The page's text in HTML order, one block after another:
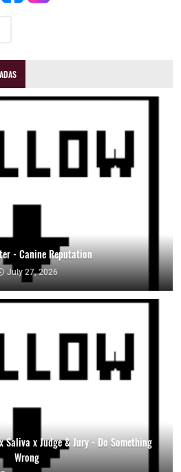
- Canine Reputation
July 27, 2026
Saliva x Judge & Jury - Do Something
Wrong